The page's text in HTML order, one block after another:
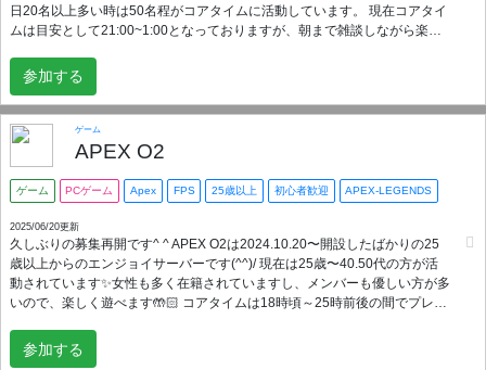
日20名以上多い時は50名程がコアタイムに活動しています。 現在コアタイ
ムは目安として21:00~1:00となっておりますが、朝まで雑談しながら楽し
ますので、Discordに関する質問やトラブルが起こった際の対応がしやすく
初心者でも安心して遊べる環境となっております。 募集するのが苦手な人
に関してもサポート体制を整えており、管理人がパーティーへの誘導・マ
ッチング等行うこともできます。 お酒片手にゆるりと活動している方や雑
談をメインで楽しんでいる方も多く民度も良いため、どんな方とでも気楽
に遊んでいただける環境だと思います。 （どんなサーバーか客観的な意見
が見たい方はレビューを是非お読みください！） ～以下当サーバーへ来て
ほしい方～ ・25歳以上であり最低限以上の常識を持っている社会人 ・イン
率が高くモチベーションが高い方 ・APEXが好きだけど気軽にできるサー
バーを探している方 ・上手い下手関係なくAPEXを楽しめる方 （弱いから
お前とはやらないとか言った奴はBANです） ・お酒や雑談が好きな方（飲
まなくてももちろんOK） ・会話しながらのエンジョイAPEXを楽しみたい
方 ・鯖主の人柄でサーバーを選びたい方 （めちゃめちゃいい人です本当で
けを楽しめない方 ・空気が読めず自分だけで楽しんでしまう方 ・望まない
アドバイスや指示、自分のエゴや考えを押し付ける方 ・いついかなる時で
参加する
ゲーム
APEX O2
ゲーム PCゲーム Apex FPS 25歳以上 初心者歓迎 APEX-LEGENDS
2025/06/20更新
久しぶりの募集再開です^ ^ APEX O2は2024.10.20〜開設したばかりの25
歳以上からのエンジョイサーバーです(^^)/ 現在は25歳〜40.50代の方が活
動されています✨女性も多く在籍されていますし、メンバーも優しい方が多
いので、楽しく遊べます🤲🏻 コアタイムは18時頃～25時前後の間でプレイ
い😊 APEXを今から始めたい方や、始めて間もない方、ランクで嫌な思い
をされた方、チームワークを大切にしたい方、是非このサーバーで楽しく
参加する